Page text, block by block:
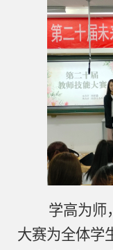
学高为师
大赛为全体学